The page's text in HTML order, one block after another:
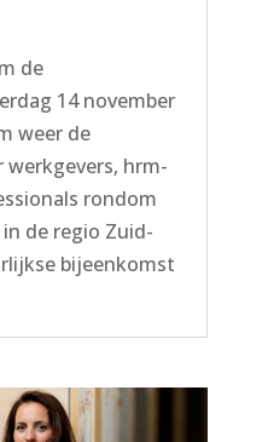
de
14 november
weer de
hrm-
rondom
de regio Zuid-
bijeenkomst